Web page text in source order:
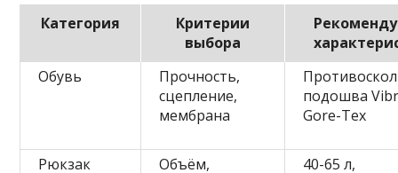
Категория
Критерии
выбора
Обувь
Прочность,
сцепление,
мембрана
подошва
Gore-Tex
Рюкзак
Объём,
40-65 л,